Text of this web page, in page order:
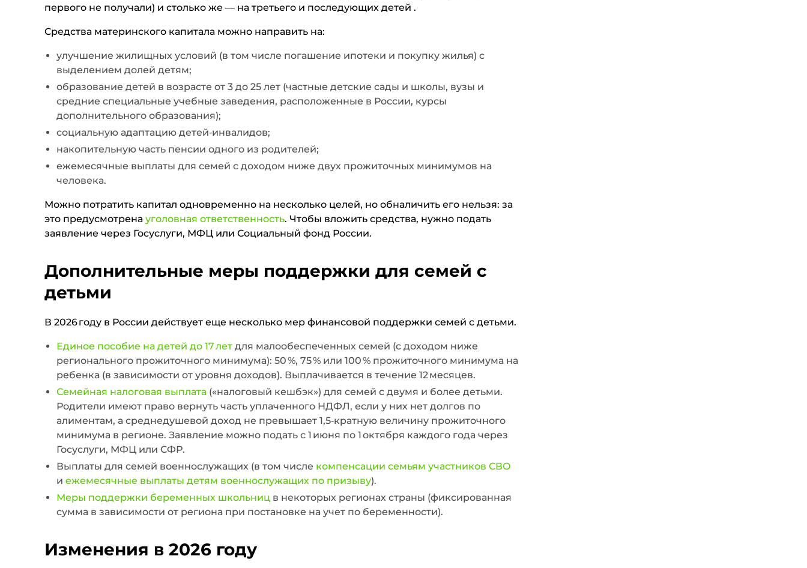
первого не получали) и столько же — на третьего и последующих детей .
Средства материнского капитала можно направить на:
улучшение жилищных условий (в том числе погашение ипотеки и покупку жилья) с
выделением долей детям;
образование детей в возрасте от 3 до 25 лет (частные детские сады и школы, вузы и
средние специальные учебные заведения, расположенные в России, курсы
дополнительного образования);
социальную адаптацию детей‑инвалидов;
накопительную часть пенсии одного из родителей;
ежемесячные выплаты для семей с доходом ниже двух прожиточных минимумов на
человека.
Можно потратить капитал одновременно на несколько целей, но обналичить его нельзя: за
это предусмотрена уголовная ответственность. Чтобы вложить средства, нужно подать
заявление через Госуслуги, МФЦ или Социальный фонд России.
Дополнительные меры поддержки для семей с
детьми
В 2026 году в России действует еще несколько мер финансовой поддержки семей с детьми.
Единое пособие на детей до 17 лет для малообеспеченных семей (с доходом ниже
регионального прожиточного минимума): 50 %, 75 % или 100 % прожиточного минимума на
ребенка (в зависимости от уровня доходов). Выплачивается в течение 12 месяцев.
Семейная налоговая выплата («налоговый кешбэк») для семей с двумя и более детьми.
Родители имеют право вернуть часть уплаченного НДФЛ, если у них нет долгов по
алиментам, а среднедушевой доход не превышает 1,5‑кратную величину прожиточного
минимума в регионе. Заявление можно подать с 1 июня по 1 октября каждого года через
Госуслуги, МФЦ или СФР.
Выплаты для семей военнослужащих (в том числе компенсации семьям участников СВО
и ежемесячные выплаты детям военнослужащих по призыву).
Меры поддержки беременных школьниц в некоторых регионах страны (фиксированная
сумма в зависимости от региона при постановке на учет по беременности).
Изменения в 2026 году